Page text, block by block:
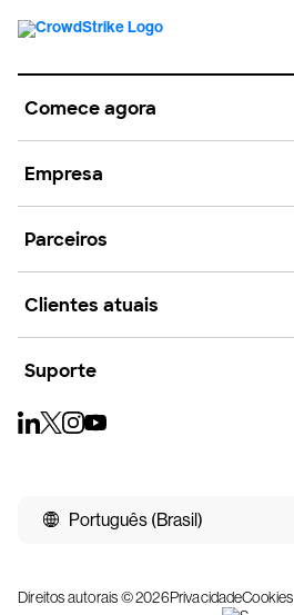
Comece agora
Empresa
Parceiros
Clientes atuais
Suporte
Português (Brasil)
Direitos autorais © 2026PrivacidadeCookies